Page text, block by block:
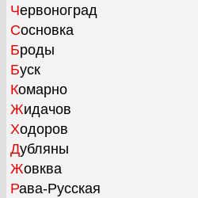
Червоноград
Сосновка
Броды
Буск
Комарно
Жидачов
Ходоров
Дубляны
Жовква
Рава-Русская